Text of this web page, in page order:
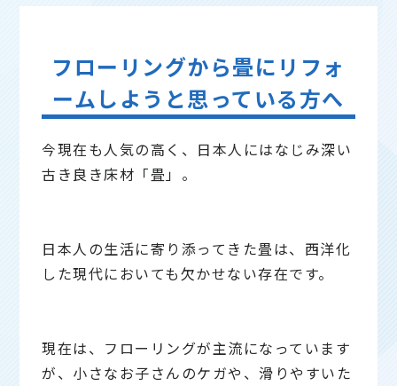
フローリングから畳にリフォ
ームしようと思っている方へ
今現在も人気の高く、日本人にはなじみ深い
古き良き床材「畳」。
日本人の生活に寄り添ってきた畳は、西洋化
した現代においても欠かせない存在です。
現在は、フローリングが主流になっています
が、小さなお子さんのケガや、滑りやすいた